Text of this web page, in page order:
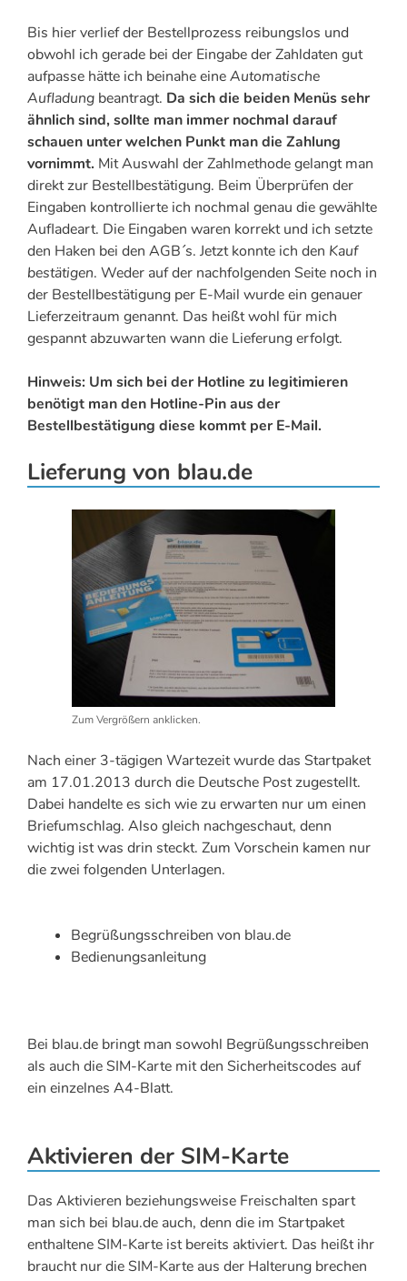
Bis hier verlief der Bestellprozess reibungslos und
obwohl ich gerade bei der Eingabe der Zahldaten gut
aufpasse hätte ich beinahe eineAutomatische
Aufladung beantragt. Da sich die beiden Menüs sehr
ähnlich sind, sollte man immer nochmal darauf
schauen unter welchen Punkt man die Zahlung
vornimmt. Mit Auswahl der Zahlmethode gelangt man
direkt zur Bestellbestätigung. Beim Überprüfen der
Eingaben kontrollierte ich nochmal genau die gewählte
Aufladeart. Die Eingaben waren korrekt und ich setzte
den Haken bei den AGB´s. Jetzt konnte ich den Kauf
bestätigen. Weder auf der nachfolgenden Seite noch in
der Bestellbestätigung per E-Mail wurde ein genauer
Lieferzeitraum genannt. Das heißt wohl für mich
gespannt abzuwarten wann die Lieferung erfolgt.
Hinweis: Um sich bei der Hotline zu legitimieren
benötigt man den Hotline-Pin aus der
Bestellbestätigung diese kommt per E-Mail.
Lieferung von blau.de
Zum Vergrößern anklicken.
Nach einer 3-tägigen Wartezeit wurde das Startpaket
am 17.01.2013 durch die Deutsche Post zugestellt.
Dabei handelte es sich wie zu erwarten nur um einen
Briefumschlag. Also gleich nachgeschaut, denn
wichtig ist was drin steckt. Zum Vorschein kamen nur
die zwei folgenden Unterlagen.
Begrüßungsschreiben von blau.de
Bedienungsanleitung
Bei blau.de bringt man sowohl Begrüßungsschreiben
als auch die SIM-Karte mit den Sicherheitscodes auf
ein einzelnes A4-Blatt.
Aktivieren der SIM-Karte
Das Aktivieren beziehungsweise Freischalten spart
man sich bei blau.de auch, denn die im Startpaket
enthaltene SIM-Karte ist bereits aktiviert. Das heißt ihr
braucht nur die SIM-Karte aus der Halterung brechen